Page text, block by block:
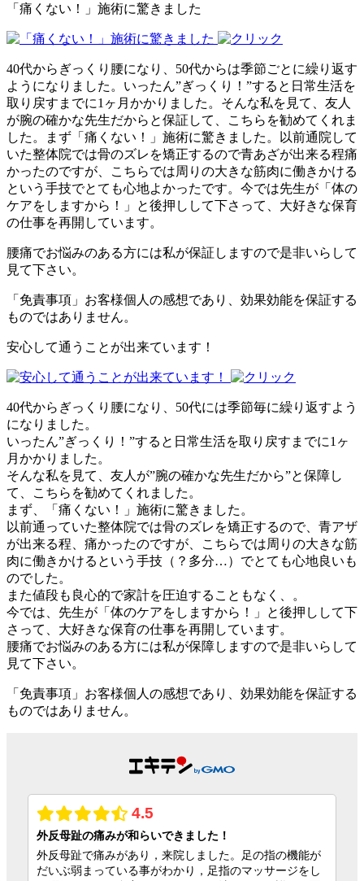
「痛くない！」施術に驚きました
40代からぎっくり腰になり、50代からは季節ごとに繰り返す
ようになりました。いったん”ぎっくり！”すると日常生活を
取り戻すまでに1ヶ月かかりました。そんな私を見て、友人
が腕の確かな先生だからと保証して、こちらを勧めてくれま
した。まず「痛くない！」施術に驚きました。以前通院して
いた整体院では骨のズレを矯正するので青あざが出来る程痛
かったのですが、こちらでは周りの大きな筋肉に働きかける
という手技でとても心地よかったです。今では先生が「体の
ケアをしますから！」と後押しして下さって、大好きな保育
の仕事を再開しています。
腰痛でお悩みのある方には私が保証しますので是非いらして
見て下さい。
「免責事項」お客様個人の感想であり、効果効能を保証する
ものではありません。
安心して通うことが出来ています！
40代からぎっくり腰になり、50代には季節毎に繰り返すよう
になりました。
いったん”ぎっくり！”すると日常生活を取り戻すまでに1ヶ
月かかりました。
そんな私を見て、友人が”腕の確かな先生だから”と保障し
て、こちらを勧めてくれました。
まず、「痛くない！」施術に驚きました。
以前通っていた整体院では骨のズレを矯正するので、青アザ
が出来る程、痛かったのですが、こちらでは周りの大きな筋
肉に働きかけるという手技（？多分…）でとても心地良いも
のでした。
また値段も良心的で家計を圧迫することもなく、。
今では、先生が「体のケアをしますから！」と後押しして下
さって、大好きな保育の仕事を再開しています。
腰痛でお悩みのある方には私が保障しますので是非いらして
見て下さい。
「免責事項」お客様個人の感想であり、効果効能を保証する
ものではありません。